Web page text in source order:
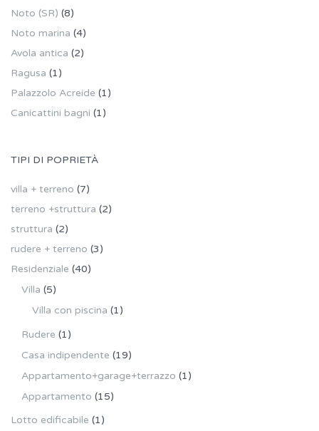
Noto (SR) (8)
Noto marina (4)
Avola antica (2)
Ragusa (1)
Palazzolo Acreide (1)
Canicattini bagni (1)
TIPI DI POPRIETÀ
villa + terreno (7)
terreno +struttura (2)
struttura (2)
rudere + terreno (3)
Residenziale (40)
Villa (5)
Villa con piscina (1)
Rudere (1)
Casa indipendente (19)
Appartamento+garage+terrazzo (1)
Appartamento (15)
Lotto edificabile (1)